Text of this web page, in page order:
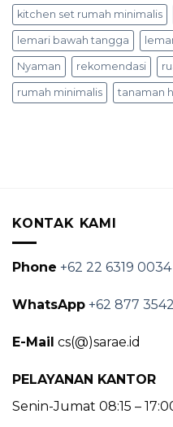
kitchen set rumah minimalis
lemari bawah tangga
Nyaman rekomendasi
rumah minimalis tanaman
KONTAK KAMI
Phone +62 22 6319 0034
WhatsApp +62 877
E-Mail cs(@)sarae.id
PELAYANAN KANTOR
Senin-Jumat 08:15 –